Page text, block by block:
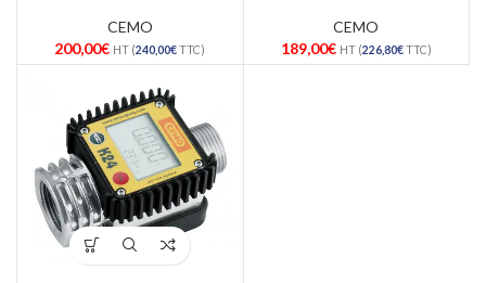
CEMO
200,00€ HT (240,00€TTC)
CEMO
189,00€ HT (226,80€TTC)